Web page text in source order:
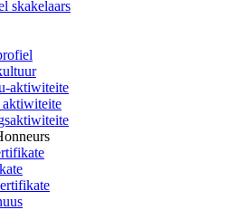
skakelaars
aktiwiteite
aktiwiteite